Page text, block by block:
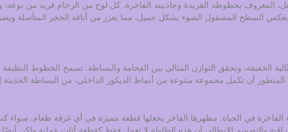
المعروف بخطوطه الفريدة وجاذبيته الفاخرة. كل لوح من الرخام فريد من نوعه،
يعكس السطح المصقول الضوء بشكل جميل، مما يعزز من أناقة الحجر المتأصلة
الخفيفة، وتحقق التوازن المثالي بين الفخامة والبساطة. تسمح الخطوط النظيفة
أن تكمل مجموعة متنوعة من أنماط الديكور الداخلي، من البساطة الحديثة
الفاخرة في الحياة. مظهرها الفاخر يجعلها قطعة مميزة في أي غرفة طعام،